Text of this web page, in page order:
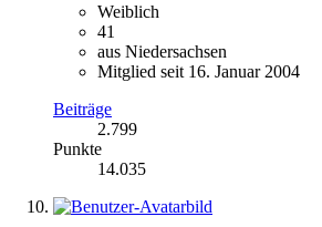
Weiblich
41
aus Niedersachsen
Mitglied seit 16. Januar 2004
Beiträge
2.799
Punkte
14.035